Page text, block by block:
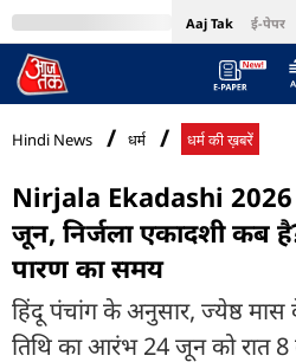
Aaj Tak ई-पेपर
MumbaiTak Cosmopolitan
Hindi News धर्म धर्म की ख़बरें
Nirjala Ekadashi 2026
जून, निर्जला एकादशी कब
पारण का समय
हिंदू पंचांग के अनुसार, ज्येष्ठ
तिथि का आरंभ 24 जून को रात 8